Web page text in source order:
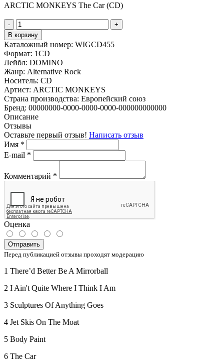
ARCTIC MONKEYS The Car (CD)
-
+
В корзину
Каталожный номер: WIGCD455
Формат: 1CD
Лейбл: DOMINO
Жанр: Alternative Rock
Носитель: CD
Артист: ARCTIC MONKEYS
Страна производства: Европейский союз
Бренд: 00000000-0000-0000-0000-000000000000
Описание
Отзывы
Оставьте первый отзыв! Написать отзыв
Имя *
E-mail *
Комментарий *
Оценка
Отправить
Перед публикацией отзывы проходят модерацию
1 There’d Better Be A Mirrorball
2 I Ain't Quite Where I Think I Am
3 Sculptures Of Anything Goes
4 Jet Skis On The Moat
5 Body Paint
6 The Car